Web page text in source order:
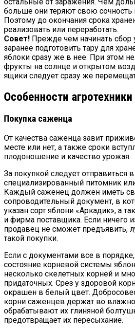
больше они теряют свою сочность
Поэтому до окончания срока
реализовать или переработать.
Совет! Прежде чем начинать
заранее подготовить тару для
яблоки сразу же в нее. При этом
фрукты на солнце и открытом
ящики следует сразу же
Особенности агротехники
Покупка саженца
От качества саженца завит
месте или нет, а также сроки
плодоношение и качество урожая.
За покупкой следует отправиться в
специализированный питомник
Каждый саженец должен иметь
сопроводительный документ, в
указан сорт яблони «Аркадик», а
и фирма поставщика. Если ничего
продавец не сможет предъявить,
такой покупки.
Если с документами все в
состояние корневой системы
несколько скелетных корней и
придаточных. Срез у здоровой
окрашен в белый цвет.
корни саженцев держат во
обрабатывают их глиняной
предотвращает их пересыхание.